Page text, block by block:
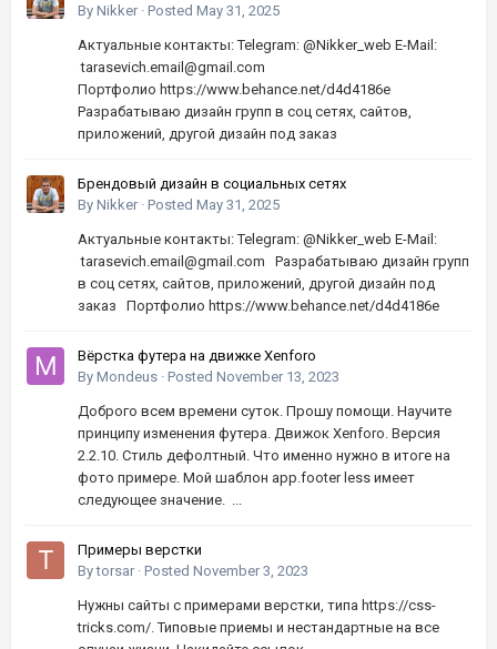
шапок | Высокое качество, по хорошей цене
By Nikker · Posted May 31, 2025
Актуальные контакты: Telegram: @Nikker_web E-Mail:
tarasevich.email@gmail.com
Портфолио https://www.behance.net/d4d4186e
Разрабатываю дизайн групп в соц сетях, сайтов,
приложений, другой дизайн под заказ
Брендовый дизайн в социальных сетях
By Nikker · Posted May 31, 2025
Актуальные контакты: Telegram: @Nikker_web E-Mail:
tarasevich.email@gmail.com Разрабатываю дизайн групп
в соц сетях, сайтов, приложений, другой дизайн под
заказ Портфолио https://www.behance.net/d4d4186e
Вёрстка футера на движке Xenforo
By Mondeus · Posted November 13, 2023
Доброго всем времени суток. Прошу помощи. Научите
принципу изменения футера. Движок Xenforo. Версия
2.2.10. Стиль дефолтный. Что именно нужно в итоге на
фото примере. Мой шаблон app.footer less имеет
следующее значение. ...
Примеры верстки
Bytorsar · Posted November 3, 2023
Нужны сайты с примерами верстки, типа https://css-
tricks.com/. Типовые приемы и нестандартные на все